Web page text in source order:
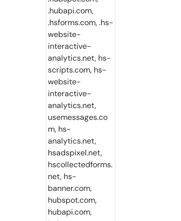
.hubapi.com,
.hsforms.com, .hs-
website-
interactive-
analytics.net, hs-
scripts.com, hs-
website-
interactive-
analytics.net,
usemessages.co
m, hs-
analytics.net,
hsadspixel.net,
hscollectedforms.
net, hs-
banner.com,
hubspot.com,
hubapi.com,